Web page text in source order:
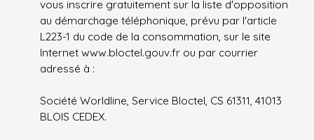
vous inscrire gratuitement sur la liste d'opposition
au démarchage téléphonique, prévu par l'article
L223-1 du code de la consommation, sur le site
Internet www.bloctel.gouv.fr ou par courrier
adressé à :
Société Worldline, Service Bloctel, CS 61311, 41013
BLOIS CEDEX.